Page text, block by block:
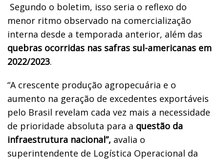
Segundo o boletim, isso seria o reflexo do
menor ritmo observado na comercialização
interna desde a temporada anterior, além das
quebras ocorridas nas safras sul-americanas em
2022/2023.
“A crescente produção agropecuária e o
aumento na geração de excedentes exportáveis
pelo Brasil revelam cada vez mais a necessidade
de prioridade absoluta para a questão da
infraestrutura nacional”, avalia o
superintendente de Logística Operacional da